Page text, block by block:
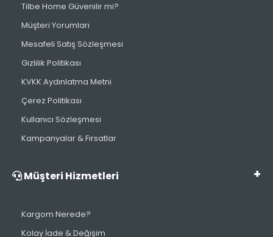
Tilbe Home Güvenilir mi?
Müşteri Yorumları
Mesafeli Satış Sözleşmesi
Gizlilik Politikası
KVKK Aydınlatma Metni
Çerez Politikası
Kullanıcı Sözleşmesi
Kampanyalar & Fırsatlar
Müşteri Hizmetleri
Kargom Nerede?
Kolay İade & Değişim